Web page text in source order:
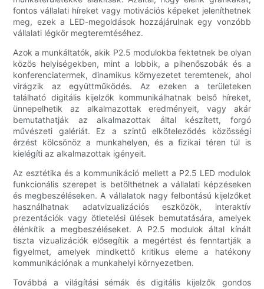
fontos vállalati híreket vagy motivációs képeket jeleníthetnek
meg, ezek a LED-megoldások hozzájárulnak egy vonzóbb
vállalati légkör megteremtéséhez.
Azok a munkáltatók, akik P2.5 modulokba fektetnek be olyan
közös helyiségekben, mint a lobbik, a pihenőszobák és a
konferenciatermek, dinamikus környezetet teremtenek, ahol
virágzik az együttműködés. Az ezeken a területeken
található digitális kijelzők kommunikálhatnak belső híreket,
ünnepelhetik az alkalmazottak eredményeit, vagy akár
bemutathatják az alkalmazottak által készített, forgó
művészeti galériát. Ez a szintű elköteleződés közösségi
érzést kölcsönöz a munkahelyen, és a fizikai téren túl is
kielégíti az alkalmazottak igényeit.
Az esztétika és a kommunikáció mellett a P2.5 LED modulok
funkcionális szerepet is betölthetnek a vállalati képzéseken
és megbeszéléseken. A vállalatok nagy felbontású kijelzőket
használhatnak adatvizualizációs eszközök, interaktív
prezentációk vagy ötletelési ülések bemutatására, amelyek
élénkítik a megbeszéléseket. A P2.5 modulok által kínált
tiszta vizualizációk elősegítik a megértést és fenntartják a
figyelmet, amelyek mindkettő kritikus eleme a hatékony
kommunikációnak a munkahelyi környezetben.
Továbbá a világítási sémák és digitális kijelzők gondos